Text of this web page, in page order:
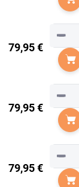
79,95 €
−
79,95 €
−
79,95 €
−